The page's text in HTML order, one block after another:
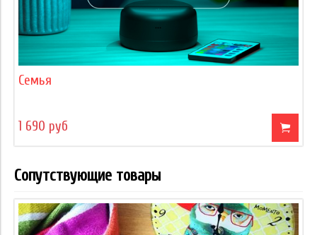
Семья
1 690 руб
Сопутствующие товары